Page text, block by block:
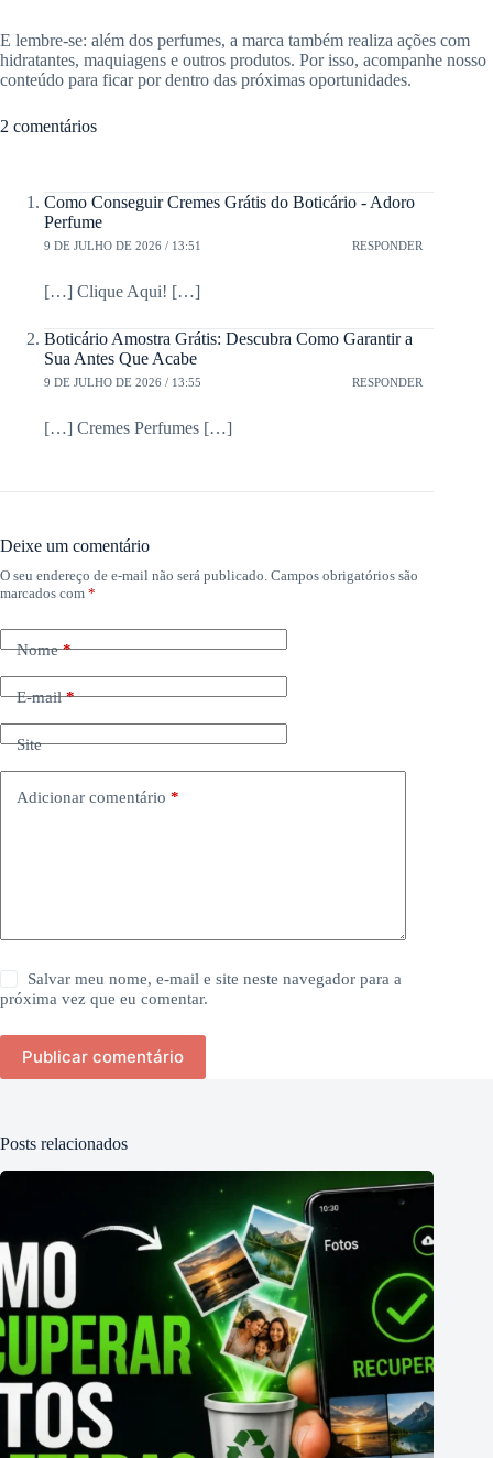
E lembre-se: além dos perfumes, a marca também realiza ações com
hidratantes, maquiagens e outros produtos. Por isso, acompanhe nosso
conteúdo para ficar por dentro das próximas oportunidades.
2 comentários
Como Conseguir Cremes Grátis do Boticário - Adoro
Perfume
9 DE JULHO DE 2026 / 13:51 RESPONDER
[…] Clique Aqui! […]
Boticário Amostra Grátis: Descubra Como Garantir a
Sua Antes Que Acabe
9 DE JULHO DE 2026 / 13:55 RESPONDER
[…] Cremes Perfumes […]
Deixe um comentário
O seu endereço de e-mail não será publicado. Campos obrigatórios são
marcados com *
Nome*
E-mail*
Site
Adicionar comentário *
Salvar meu nome, e-mail e site neste navegador para a
próxima vez que eu comentar.
Publicar comentário
Posts relacionados